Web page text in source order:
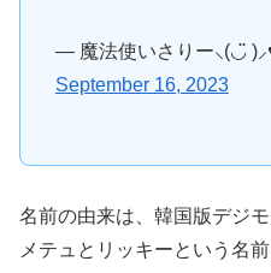
— 魔法使いさりー⸜(◡̈
September 16, 2023
名前の由来は、韓国版デジ
メテュとリッキーという名